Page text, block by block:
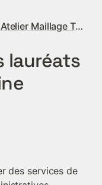
Atelier Maillage Territorial – La Réunion
lauréats
des services de